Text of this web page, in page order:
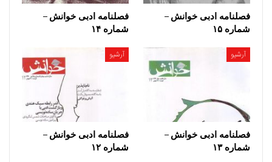
فصلنامه ادبی خوانش –
شماره ۱۵
فصلنامه ادبی خوانش –
شماره ۱۴
آرشیو
فصلنامه ادبی خوانش –
شماره ۱۳
آرشیو
فصلنامه ادبی خوانش –
شماره ۱۲